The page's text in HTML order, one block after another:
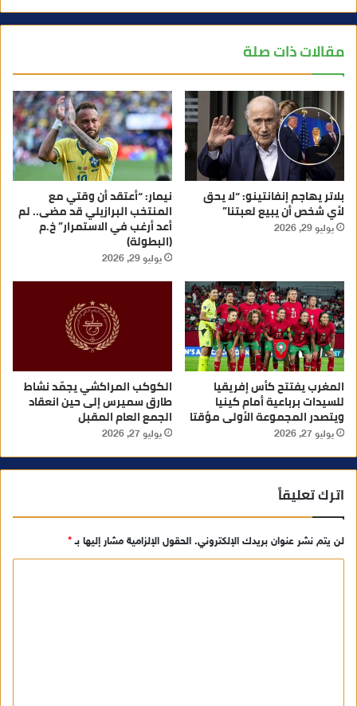
مقالات ذات صلة
بلاتر يهاجم إنفانتينو: “لا يحق
لأي شخص أن يبيع لعبتنا”
يوليو 29, 2026
نيمار: “أعتقد أن وقتي مع
المنتخب البرازيلي قد مضى.. لم
أعد أرغب في الاستمرار” خ.م
(البطولة)
يوليو 29, 2026
المغرب يفتتح كأس إفريقيا
للسيدات برباعية أمام كينيا
ويتصدر المجموعة الأولى مؤقتا
يوليو 27, 2026
الكوكب المراكشي يجمّد نشاط
طارق سميرس إلى حين انعقاد
الجمع العام المقبل
يوليو 27, 2026
اترك تعليقاً
لن يتم نشر عنوان بريدك الإلكتروني. الحقول الإلزامية مشار إليها بـ*